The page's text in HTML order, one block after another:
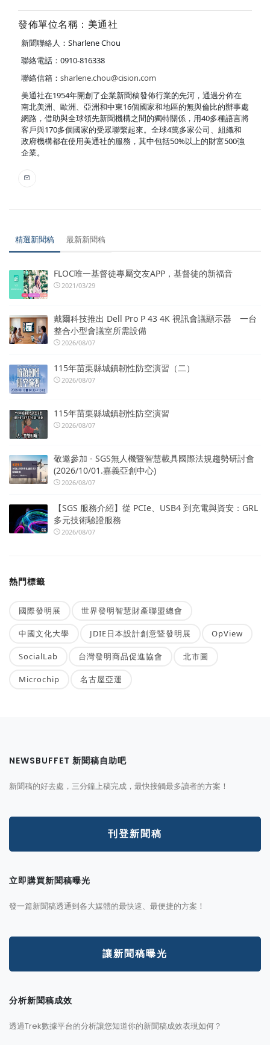
發佈單位名稱：美通社
新聞聯絡人：Sharlene Chou
聯絡電話：0910-816338
聯絡信箱： sharlene.chou@cision.com
美通社在1954年開創了企業新聞稿發佈行業的先河，通過分佈在
南北美洲、歐洲、亞洲和中東16個國家和地區的無與倫比的辦事處
網路，借助與全球領先新聞機構之間的獨特關係，用40多種語言將
客戶與170多個國家的受眾聯繫起來。全球4萬多家公司、組織和
政府機構都在使用美通社的服務，其中包括50%以上的財富500強
企業。
精選新聞稿 最新新聞稿
FLOC唯一基督徒專屬交友APP，基督徒的新福音
2021/03/29
戴爾科技推出 Dell Pro P 43 4K 視訊會議顯示器 一台
整合小型會議室所需設備
2026/08/07
115年苗栗縣城鎮韌性防空演習（二）
2026/08/07
115年苗栗縣城鎮韌性防空演習
2026/08/07
敬邀參加 - SGS無人機暨智慧載具國際法規趨勢研討會
(2026/10/01.嘉義亞創中心)
2026/08/07
【SGS 服務介紹】從 PCIe、USB4 到充電與資安：GRL
多元技術驗證服務
2026/08/07
熱門標籤
國際發明展 世界發明智慧財產聯盟總會
中國文化大學 JDIE日本設計創意暨發明展 OpView
SocialLab 台灣發明商品促進協會 北市圖
Microchip 名古屋亞運
NEWSBUFFET 新聞稿自助吧
新聞稿的好去處，三分鐘上稿完成，最快接觸最多讀者的方案！
刊登新聞稿
立即購買新聞稿曝光
發一篇新聞稿透通到各大媒體的最快速、最便捷的方案！
讓新聞稿曝光
分析新聞稿成效
透過Trek數據平台的分析讓您知道你的新聞稿成效表現如何？